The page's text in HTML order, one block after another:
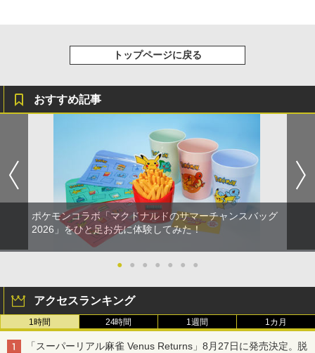
トップページに戻る
おすすめ記事
ポケモンコラボ「マクドナルドのサマーチャンスバッグ
2026」をひと足お先に体験してみた！
● ● ● ● ● ● ●
アクセスランキング
1時間 24時間 1週間 1カ月
「スーパーリアル麻雀 Venus Returns」8月27日に発売決定。脱